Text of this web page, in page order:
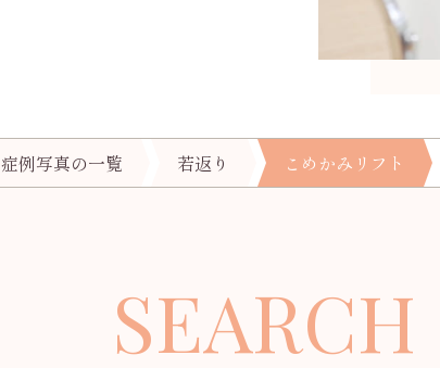
症例写真の一覧 若返り こめかみリフト
SEARCH